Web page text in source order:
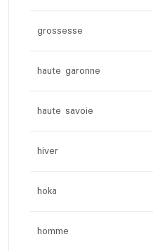
grossesse
haute garonne
haute savoie
hiver
hoka
homme